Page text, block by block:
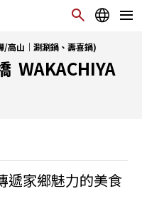
高山｜涮涮鍋、壽喜鍋)
WAKACHIYA
遞家鄉魅力的美食